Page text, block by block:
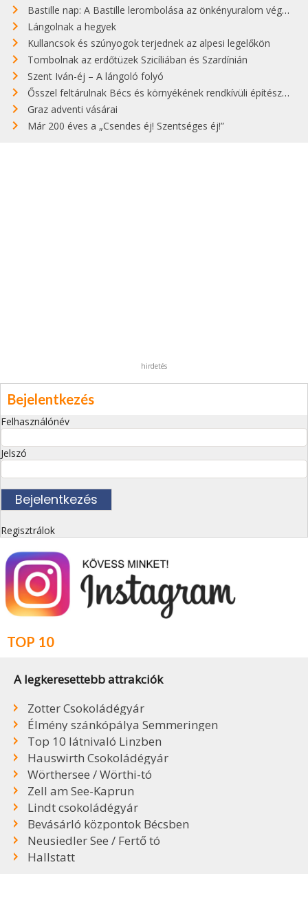
Bastille nap: A Bastille lerombolása az önkényuralom végét jelentette
Lángolnak a hegyek
Kullancsok és szúnyogok terjednek az alpesi legelőkön
Tombolnak az erdőtüzek Szicíliában és Szardínián
Szent Iván-éj – A lángoló folyó
Ősszel feltárulnak Bécs és környékének rendkívüli építészeti kincsei
Graz adventi vásárai
Már 200 éves a „Csendes éj! Szentséges éj!”
hirdetés
Bejelentkezés
Felhasználónév
Jelszó
Regisztrálok
TOP 10
A legkeresettebb attrakciók
Zotter Csokoládégyár
Élmény szánkópálya Semmeringen
Top 10 látnivaló Linzben
Hauswirth Csokoládégyár
Wörthersee / Wörthi-tó
Zell am See-Kaprun
Lindt csokoládégyár
Bevásárló központok Bécsben
Neusiedler See / Fertő tó
Hallstatt